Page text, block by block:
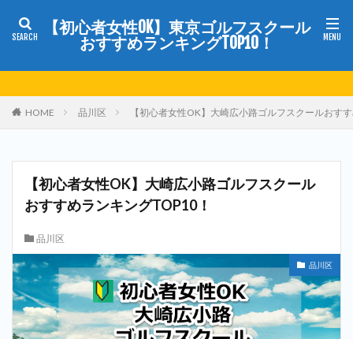
【初心者女性OK】東京ゴルフスクール
おすすめランキングTOP10！
HOME 品川区 【初心者女性OK】大崎広小路ゴルフスクールおす
【初心者女性OK】大崎広小路ゴルフスクール
おすすめランキングTOP10！
品川区
品川区